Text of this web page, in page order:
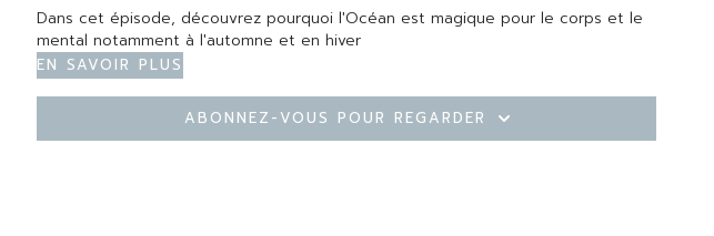
Dans cet épisode, découvrez pourquoi l'Océan est magique pour le corps et le
mental notamment à l'automne et en hiver
En savoir plus
Abonnez-vous pour regarder